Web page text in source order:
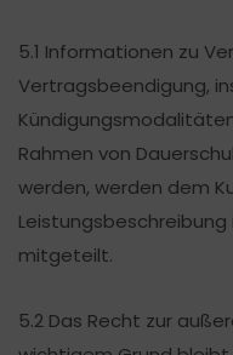
5.1 Informationen zu
Vertragsbeendigung,
Rahmen von
werden, werden dem
Leistungsbeschreibung
mitgeteilt.
5.2 Das Recht zur